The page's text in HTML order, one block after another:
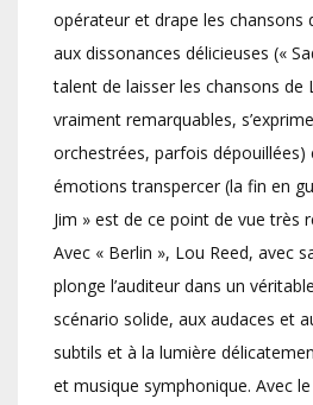
opérateur et drape les
aux dissonances délicieuses («
talent de laisser les chansons de
vraiment remarquables,
orchestrées, parfois dépouillées)
émotions transpercer (la fin en
Jim » est de ce point de vue très
Avec « Berlin », Lou Reed, avec
plonge l’auditeur dans un
scénario solide, aux audaces et
subtils et à la lumière
et musique symphonique. Avec